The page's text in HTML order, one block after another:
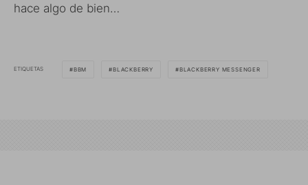
hace algo de bien…
ETIQUETAS BBM BLACKBERRY BLACKBERRY MESSENGER